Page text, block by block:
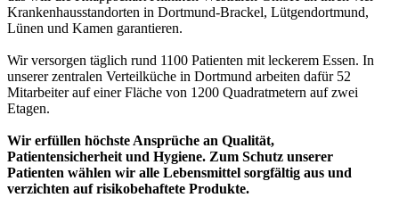
Krankenhausstandorten in Dortmund-Brackel, Lütgendortmund,
Lünen und Kamen garantieren.
Wir versorgen täglich rund 1100 Patienten mit leckerem Essen. In
unserer zentralen Verteilküche in Dortmund arbeiten dafür 52
Mitarbeiter auf einer Fläche von 1200 Quadratmetern auf zwei
Etagen.
Wir erfüllen höchste Ansprüche an Qualität,
Patientensicherheit und Hygiene. Zum Schutz unserer
Patienten wählen wir alle Lebensmittel sorgfältig aus und
verzichten auf risikobehaftete Produkte.